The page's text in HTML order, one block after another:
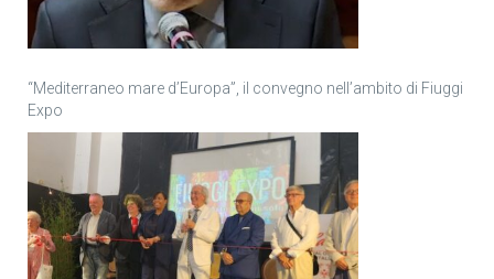
“Mediterraneo mare d’Europa”, il convegno nell’ambito di Fiuggi
Expo